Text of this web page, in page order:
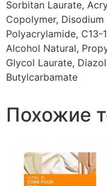
Sorbitan Laurate,
Copolymer,
Polyacrylamide, C13-
Alcohol Natural,
Glycol Laurate,
Butylcarbamate
Похожие